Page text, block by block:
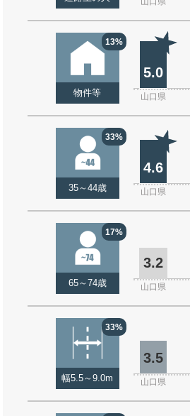
13%
物件等
5.0
山口県
33%
35～44歳
4.6
山口県
17%
65～74歳
3.2
山口県
33%
幅5.5～9.0m
3.5
山口県